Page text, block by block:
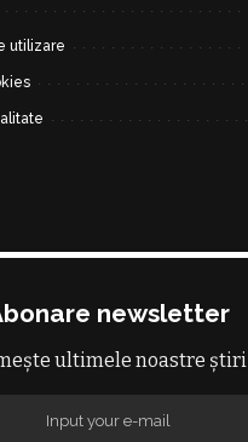
utilizare
newsletter
ultimele noastre știri